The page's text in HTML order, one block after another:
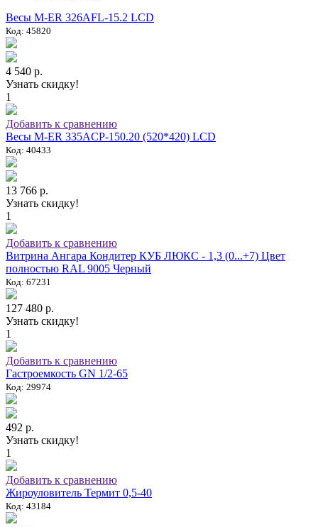
Весы M-ER 326AFL-15.2 LCD
Код: 45820
4 540 р.
Узнать скидку!
1
Добавить к сравнению
Весы M-ER 335ACP-150.20 (520*420) LCD
Код: 40433
13 766 р.
Узнать скидку!
1
Добавить к сравнению
Витрина Ангара Кондитер КУБ ЛЮКС - 1,3 (0...+7) Цвет
полностью RAL 9005 Черный
Код: 67231
127 480 р.
Узнать скидку!
1
Добавить к сравнению
Гастроемкость GN 1/2-65
Код: 29974
492 р.
Узнать скидку!
1
Добавить к сравнению
Жироуловитель Термит 0,5-40
Код: 43184